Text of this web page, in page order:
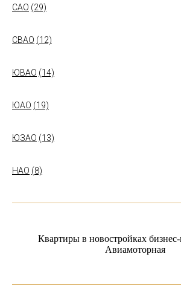
САО (29)
СВАО (12)
ЮВАО (14)
ЮАО (19)
ЮЗАО (13)
НАО (8)
Квартиры в новостройках бизнес-
Авиамоторная